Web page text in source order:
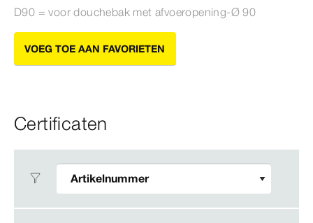
D90 = voor douchebak met afvoeropening-Ø90
VOEG TOE AAN FAVORIETEN
Certificaten